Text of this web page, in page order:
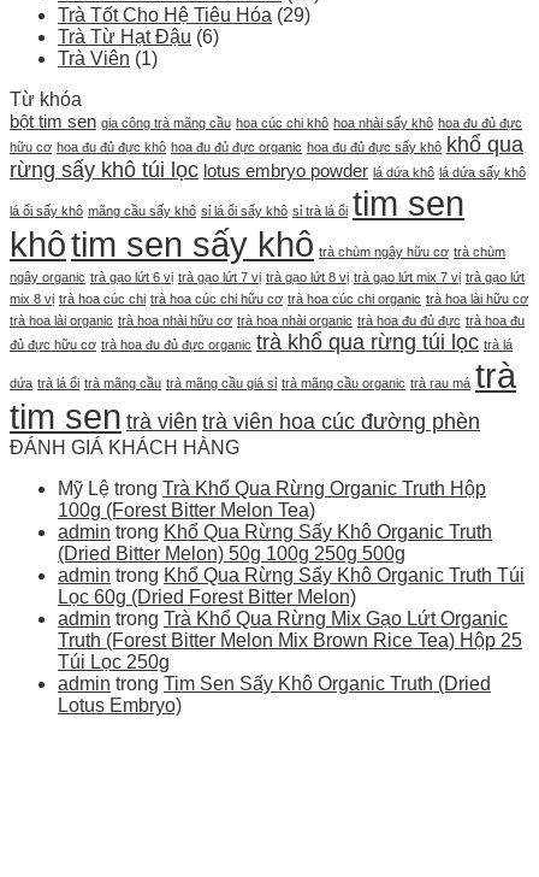
Trà Tốt Cho Hệ Tiêu Hóa (29)
Trà Từ Hạt Đậu (6)
Trà Viên (1)
Từ khóa
bột tim sen gia công trà mãng cầu hoa cúc chi khô hoa nhài sấy khô hoa đu đủ đực
hữu cơ hoa đu đủ đực khô hoa đu đủ đực organic hoa đu đủ đực sấy khô khổ qua
rừng sấy khô túi lọc lotus embryo powder lá dứa khô lá dứa sấy khô
lá ổi sấy khô mãng cầu sấy khô sỉ lá ổi sấy khô sỉ trà lá ổi tim sen
khôtim sen sấy khô trà chùm ngây hữu cơ trà chùm
ngây organic trà gạo lứt 6 vị trà gạo lứt 7 vị trà gạo lứt 8 vị trà gạo lứt mix 7 vị trà gạo lứt
mix 8 vị trà hoa cúc chi trà hoa cúc chi hữu cơ trà hoa cúc chi organic trà hoa lài hữu cơ
trà hoa lài organic trà hoa nhài hữu cơ trà hoa nhài organic trà hoa đu đủ đực trà hoa đu
đủ đực hữu cơ trà hoa đu đủ đực organic trà khổ qua rừng túi lọc trà lá
dứa trà lá ổi trà mãng cầu trà mãng cầu giá sỉ trà mãng cầu organic trà rau má trà
tim sen trà viên trà viên hoa cúc đường phèn
ĐÁNH GIÁ KHÁCH HÀNG
Mỹ Lệ trong Trà Khổ Qua Rừng Organic Truth Hộp
100g (Forest Bitter Melon Tea)
admin trong Khổ Qua Rừng Sấy Khô Organic Truth
(Dried Bitter Melon) 50g 100g 250g 500g
admin trong Khổ Qua Rừng Sấy Khô Organic Truth Túi
Lọc 60g (Dried Forest Bitter Melon)
admin trong Trà Khổ Qua Rừng Mix Gạo Lứt Organic
Truth (Forest Bitter Melon Mix Brown Rice Tea) Hộp 25
Túi Lọc 250g
admin trong Tim Sen Sấy Khô Organic Truth (Dried
Lotus Embryo)